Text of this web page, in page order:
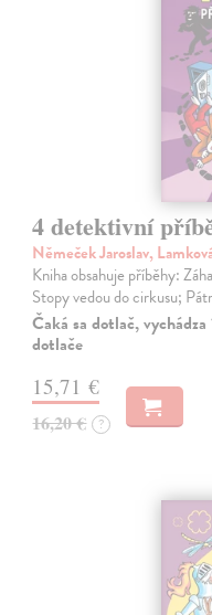
4 detektivní
Němeček Jaroslav,
Kniha obsahuje příběhy:
Stopy vedou do cirkusu;
Čaká sa dotlač,
dotlače
15,71 €
16,20 € ?